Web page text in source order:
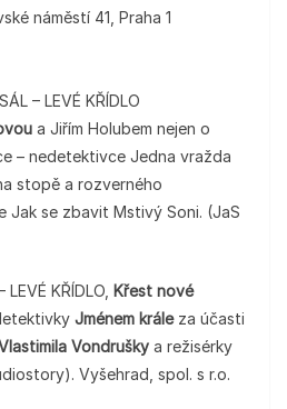
náměstí 41, Praha 1
– LEVÉ KŘÍDLO
a Jiřím Holubem nejen o
– nedetektivce Jedna vražda
stopě a rozverného
Jak se zbavit Mstivý Soni. (JaS
LEVÉ KŘÍDLO, Křest nové
Jménem králeza účasti
Vondrušky a režisérky
Vyšehrad, spol. s r.o.